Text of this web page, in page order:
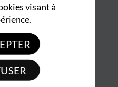
visant à